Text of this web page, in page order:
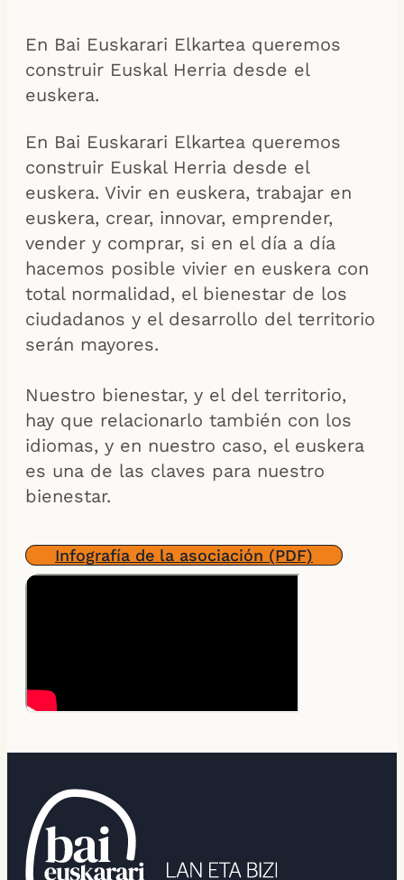
En Bai Euskarari Elkartea queremos
construir Euskal Herria desde el
euskera.
En Bai Euskarari Elkartea queremos
construir Euskal Herria desde el
euskera. Vivir en euskera, trabajar en
euskera, crear, innovar, emprender,
vender y comprar, si en el día a día
hacemos posible vivier en euskera con
total normalidad, el bienestar de los
ciudadanos y el desarrollo del territorio
serán mayores.
Nuestro bienestar, y el del territorio,
hay que relacionarlo también con los
idiomas, y en nuestro caso, el euskera
es una de las claves para nuestro
bienestar.
Infografía de la asociación (PDF)